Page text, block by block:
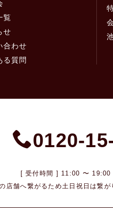
覧
せ
合わせ
る質問
0120-
[ 受付時間 ] 11:00 〜 19:00
店舗へ繋がるため 土日祝日は繋